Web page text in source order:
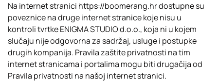
Na internet stranici https://boomerang.hr dostupne su
poveznice na druge internet stranice koje nisu u
kontroli tvrtke ENIGMA STUDIO d.o.o., koja ni u kojem
slučaju nije odgovorna za sadržaj, usluge i postupke
drugih kompanija. Pravila zaštite privatnosti na tim
internet stranicama i portalima mogu biti drugačija od
Pravila privatnosti na našoj internet stranici.